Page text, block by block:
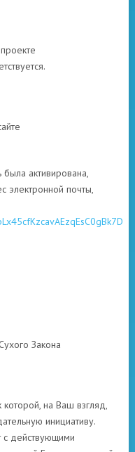
активирована,
электронной почты,
Закона
на Ваш взгляд,
инициативу.
с действующими